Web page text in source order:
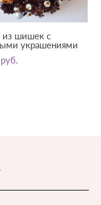
из шишек с
украшениями